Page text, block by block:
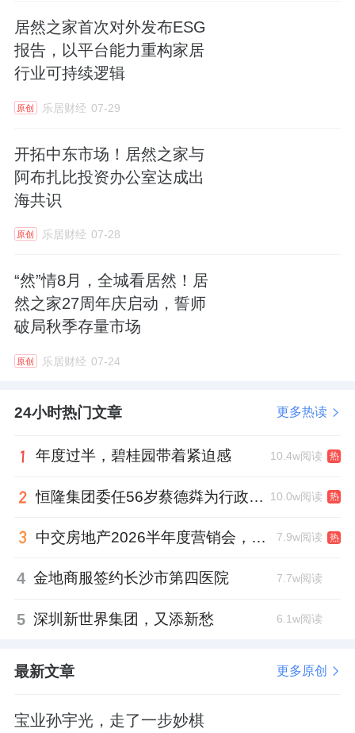
居然之家首次对外发布ESG
报告，以平台能力重构家居
行业可持续逻辑
原创 乐居财经 07-29
开拓中东市场！居然之家与
阿布扎比投资办公室达成出
海共识
原创 乐居财经 07-28
“然”情8月，全城看居然！居
然之家27周年庆启动，誓师
破局秋季存量市场
原创 乐居财经 07-24
24小时热门文章 更多热读
年度过半，碧桂园带着紧迫感 10.4w阅读 热
恒隆集团委任56岁蔡德粦为行政总裁、年薪2052万港元，曾任星巴克中国CEO 10.0w阅读 热
中交房地产2026半年度营销会，绿城祝军现身了 7.9w阅读 热
4 金地商服签约长沙市第四医院 7.7w阅读
5 深圳新世界集团，又添新愁 6.1w阅读
最新文章 更多原创
宝业孙宇光，走了一步妙棋